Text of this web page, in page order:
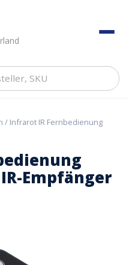
/ Infrarot IR Fernbedienung
Empfänger